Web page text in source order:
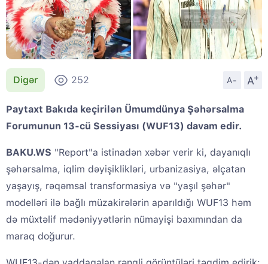
Digər 252 A- A
+
Paytaxt Bakıda keçirilən Ümumdünya Şəhərsalma
Forumunun 13-cü Sessiyası (WUF13) davam edir.
BAKU.WS "Report"a istinadən xəbər verir ki, dayanıqlı
şəhərsalma, iqlim dəyişiklikləri, urbanizasiya, əlçatan
yaşayış, rəqəmsal transformasiya və "yaşıl şəhər"
modelləri ilə bağlı müzakirələrin aparıldığı WUF13 həm
də müxtəlif mədəniyyətlərin nümayişi baxımından da
maraq doğurur.